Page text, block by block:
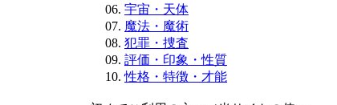
宇宙・天体
魔法・魔術
犯罪・捜査
評価・印象・性質
性格・特徴・才能